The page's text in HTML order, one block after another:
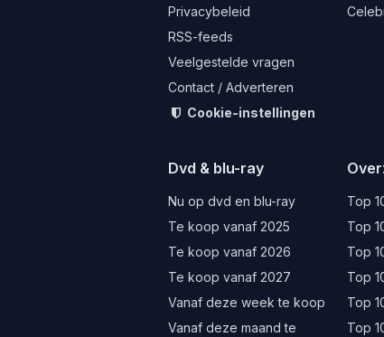
Privacybeleid
RSS-feeds
Veelgestelde vragen
Contact / Adverteren
Cookie-instellingen
Dvd & blu-ray
Nu op dvd en blu-ray
Te koop vanaf 2025
Te koop vanaf 2026
Te koop vanaf 2027
Vanaf deze week te koop
Vanaf deze maand te
Top
Top
Top
Top
Top
Top